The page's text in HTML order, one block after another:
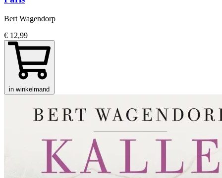
Bert Wagendorp
€ 12,99
in winkelmand